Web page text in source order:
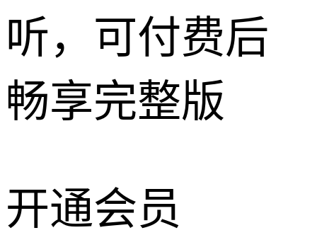
听，可付费后
畅享完整版
开通会员